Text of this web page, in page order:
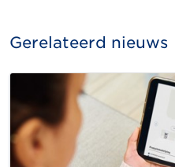
Gerelateerd nieuws